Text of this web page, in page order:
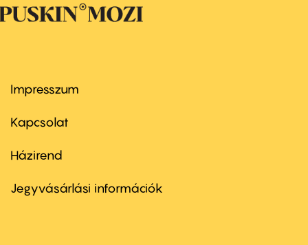
Footer
first
Impresszum
Kapcsolat
Footer
second
Házirend
Jegyvásárlási információk